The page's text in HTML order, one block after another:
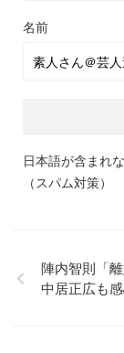
名前
日本語が含まれ
（スパム対策）
陣内智則「
中居正広も